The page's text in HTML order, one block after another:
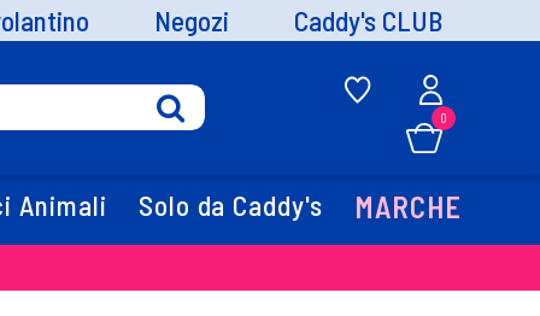
Negozi Caddy's CLUB
0
Animali Solo da Caddy's MARCHE